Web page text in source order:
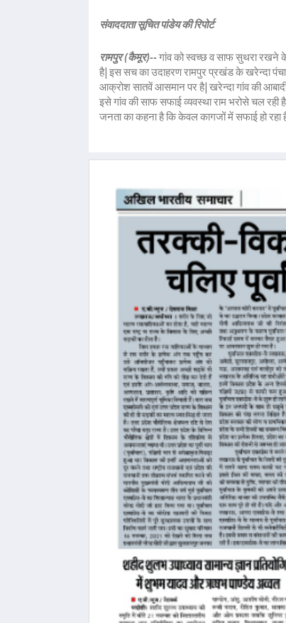
संवाददाता सूचित पांडेय की रिपोर्ट
रामपुर (कैमूर)--गांव को स्वच्छ व साफ सुथरा रखने के
है| इस सच का उदाहरण रामपुर प्रखंड के खरेन्दा
आक्रोश सातवें आसमान पर है| खरेन्दा गांव की
इसे गांव की साफ सफाई व्यवस्था राम भरोसे चल
जनता का कहना है कि केवल कागजों में सफाई हो रहा